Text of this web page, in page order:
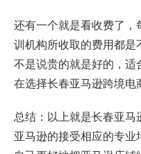
还有一个就是看收费了
训机构所收取的费用都
不是说贵的就是好的，
在选择长春亚马逊跨境电
总结：以上就是长春亚
亚马逊的接受相应的专